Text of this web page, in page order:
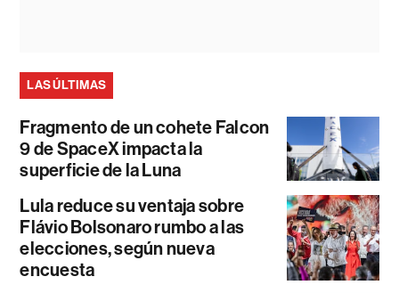
LAS ÚLTIMAS
Fragmento de un cohete Falcon
9 de SpaceX impacta la
superficie de la Luna
Lula reduce su ventaja sobre
Flávio Bolsonaro rumbo a las
elecciones, según nueva
encuesta